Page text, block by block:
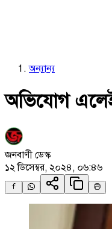
অন্যান্য
অভিযোগ
জনবাণী ডেস্ক
১২ ডিসেম্বর, ২০২৪, ০৬:৪৬